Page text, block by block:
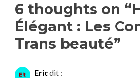
6 thoughts on “
Élégant : Les
Trans beauté”
Ericdit :